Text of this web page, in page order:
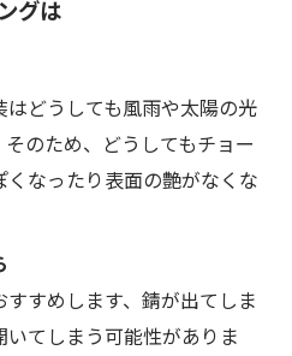
グは
どうしても風雨や太陽の光
のため、どうしてもチョー
なったり表面の艶がなくな
すめします、錆が出てしま
てしまう可能性がありま